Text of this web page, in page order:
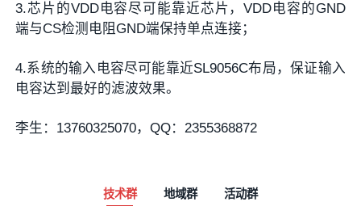
3.芯片的VDD电容尽可能靠近芯片，VDD电容的GND
端与CS检测电阻GND端保持单点连接；
4.系统的输入电容尽可能靠近SL9056C布局，保证输入
电容达到最好的滤波效果。
李生：13760325070，QQ：2355368872
技术群 地域群 活动群